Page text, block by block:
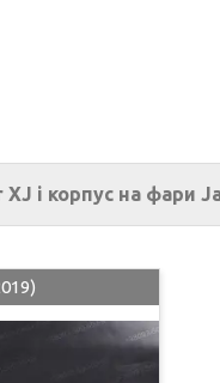
і корпус на фари